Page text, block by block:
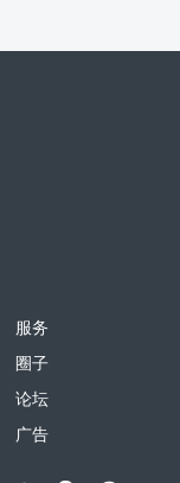
服务
圈子
论坛
广告